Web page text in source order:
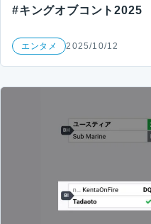
#キングオブコント2025
エンタメ 2025/10/12